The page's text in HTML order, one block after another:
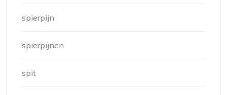
spierpijn
spierpijnen
spit